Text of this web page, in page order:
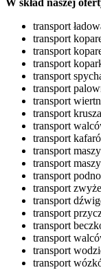
W skład naszej
transport
transport
transport
transport
transport
transport
transport
transport
transport
transport
transport
transport
transport
transport
transport
transport
transport
transport
transport
transport